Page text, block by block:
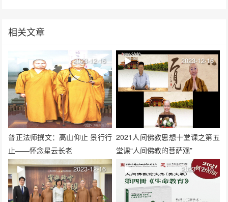
相关文章
普正法师撰文：高山仰止 景行行
止——怀念星云长老
2023-12-16
2021人间佛教思想十堂课之第五
堂课“人间佛教的菩萨观”
2023-12-16
2023-12-16 2023-12-16